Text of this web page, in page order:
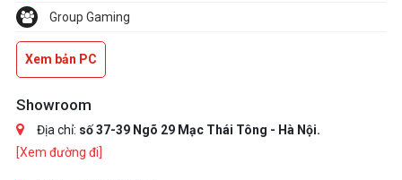
Group Gaming
Xem bản PC
Showroom
Địa chỉ: số 37-39 Ngõ 29 Mạc Thái Tông - Hà Nội.
[Xem đường đi]